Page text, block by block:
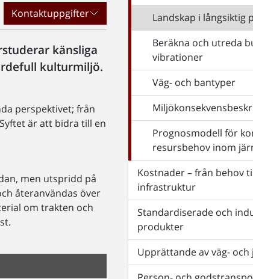
Kontaktuppgifter
känsliga
kulturmiljö.
perspektivet; från
är att bidra till en
men utspridd på
återanvändas över
om trakten och
Landskap i långsiktig
Beräkna och utreda
vibrationer
Väg- och bantyper
Prognosmodell för
resursbehov inom
Kostnader – från behov
infrastruktur
Standardiserade och
produkter
Upprättande av väg-